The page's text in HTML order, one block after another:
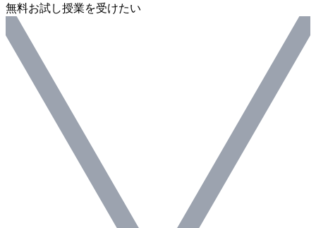
無料お試し授業を受けたい